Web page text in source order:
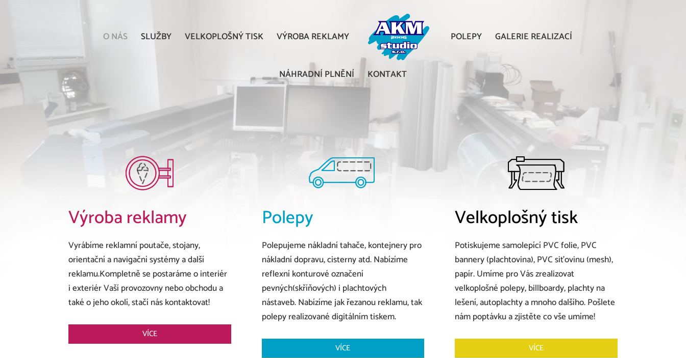
O NÁS SLUŽBY VELKOPLOŠNÝ TISK VÝROBA REKLAMY POLEPY GALERIE REALIZACÍ
NÁHRADNÍ PLNĚNÍ KONTAKT
Výroba reklamy
Vyrábíme reklamní poutače, stojany,
orientační a navigační systémy a další
reklamu.Kompletně se postaráme o interiér
i exteriér Vaší provozovny nebo obchodu a
také o jeho okolí, stačí nás kontaktovat!
VÍCE
Polepy
Polepujeme nákladní tahače, kontejnery pro
nákladní dopravu, cisterny atd. Nabízíme
reflexní konturové označení
pevných(skříňových) i plachtových
nástaveb.Nabízíme jak řezanou reklamu, tak
polepy realizované digitálním tiskem.
VÍCE
Velkoplošný tisk
Potiskujemesamolepící PVC folie, PVC
bannery (plachtovina), PVC siťovinu (mesh),
papír. Umíme pro Vás zrealizovat
velkoplošné polepy, billboardy, plachty na
lešení, autoplachty a mnoho dalšího. Pošlete
nám poptávku a zjistěte co vše umíme!
VÍCE